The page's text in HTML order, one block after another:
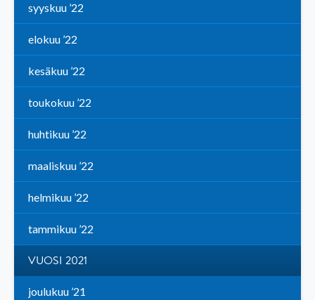
syyskuu ’22
elokuu ’22
kesäkuu ’22
toukokuu ’22
huhtikuu ’22
maaliskuu ’22
helmikuu ’22
tammikuu ’22
VUOSI 2021
joulukuu ’21